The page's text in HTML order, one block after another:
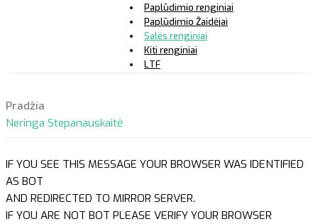
Paplūdimio renginiai
Paplūdimio Žaidėjai
Salės renginiai
Kiti renginiai
LTF
Pradžia
Neringa Stepanauskaitė
IF YOU SEE THIS MESSAGE YOUR BROWSER WAS IDENTIFIED
AS BOT
AND REDIRECTED TO MIRROR SERVER.
IF YOU ARE NOT BOT PLEASE VERIFY YOUR BROWSER